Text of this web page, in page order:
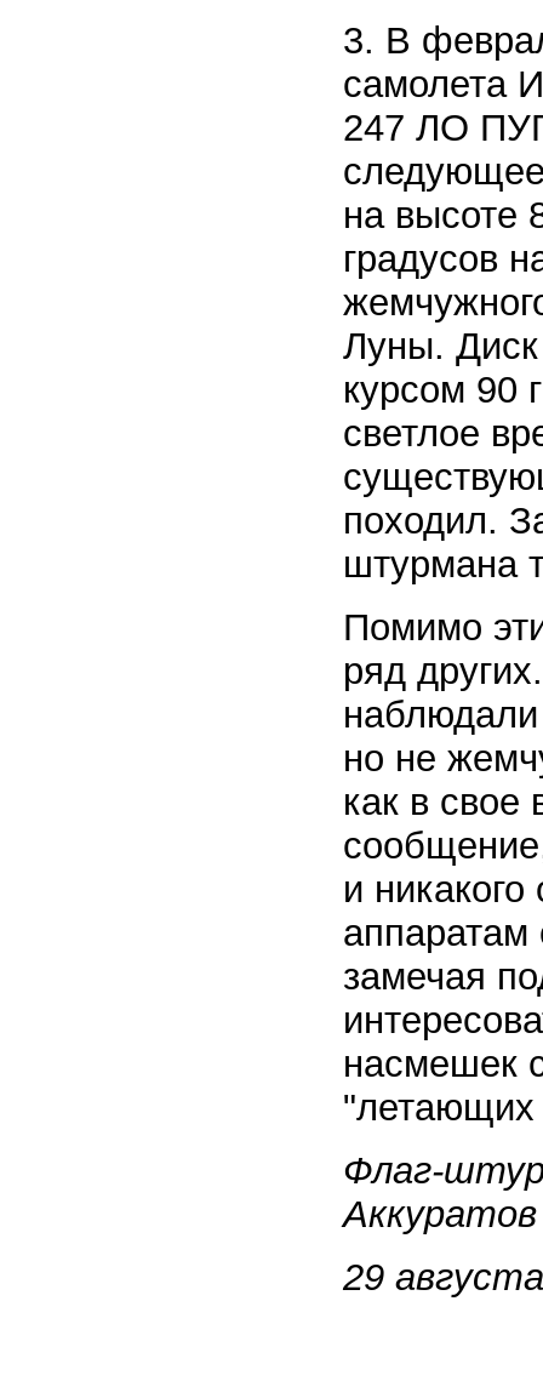
3. В
самолета
247 ЛО
на высоте
градусов
Луны. Диск
курсом 90
светлое
походил.
штурмана
Помимо
ряд
но не
как в свое
и
аппаратам
замечая
насмешек
"летающих
Флаг-
Аккуратов
29